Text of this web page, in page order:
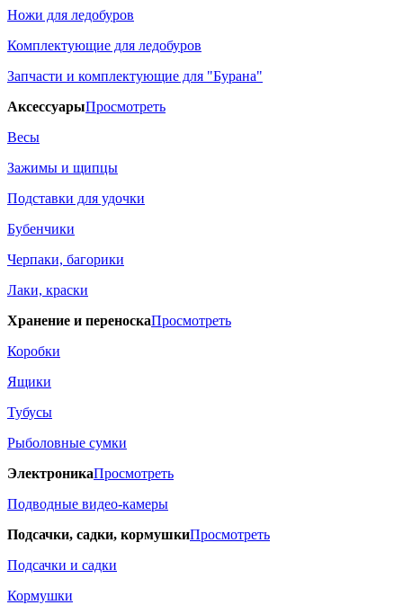
Ножи для ледобуров
Комплектующие для ледобуров
Запчасти и комплектующие для "Бурана"
АксессуарыПросмотреть
Весы
Зажимы и щипцы
Подставки для удочки
Бубенчики
Черпаки, багорики
Лаки, краски
Хранение и переноскаПросмотреть
Коробки
Ящики
Тубусы
Рыболовные сумки
ЭлектроникаПросмотреть
Подводные видео-камеры
Подсачки, садки, кормушкиПросмотреть
Подсачки и садки
Кормушки